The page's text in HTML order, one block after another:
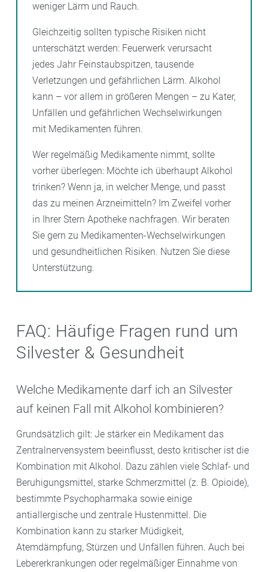
weniger Lärm und Rauch.
Gleichzeitig sollten typische Risiken nicht
unterschätzt werden: Feuerwerk verursacht
jedes Jahr Feinstaubspitzen, tausende
Verletzungen und gefährlichen Lärm. Alkohol
kann – vor allem in größeren Mengen – zu Kater,
Unfällen und gefährlichen Wechselwirkungen
mit Medikamenten führen.
Wer regelmäßig Medikamente nimmt, sollte
vorher überlegen: Möchte ich überhaupt Alkohol
trinken? Wenn ja, in welcher Menge, und passt
das zu meinen Arzneimitteln? Im Zweifel vorher
in Ihrer Stern Apotheke nachfragen. Wir beraten
Sie gern zu Medikamenten-Wechselwirkungen
und gesundheitlichen Risiken. Nutzen Sie diese
Unterstützung.
FAQ: Häufige Fragen rund um
Silvester & Gesundheit
Welche Medikamente darf ich an Silvester
auf keinen Fall mit Alkohol kombinieren?
Grundsätzlich gilt: Je stärker ein Medikament das
Zentralnervensystem beeinflusst, desto kritischer ist die
Kombination mit Alkohol. Dazu zählen viele Schlaf- und
Beruhigungsmittel, starke Schmerzmittel (z. B. Opioide),
bestimmte Psychopharmaka sowie einige
antiallergische und zentrale Hustenmittel. Die
Kombination kann zu starker Müdigkeit,
Atemdämpfung, Stürzen und Unfällen führen. Auch bei
Lebererkrankungen oder regelmäßiger Einnahme von